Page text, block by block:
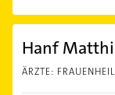
Hanf
ÄRZTE: